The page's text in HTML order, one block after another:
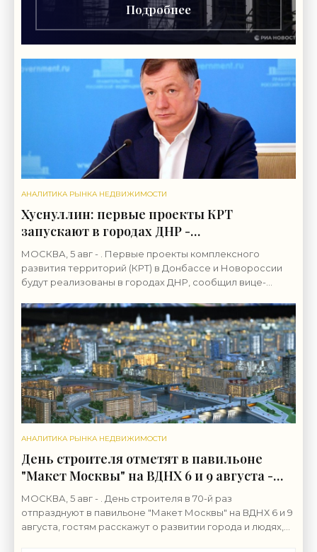
Подробнее
АНАЛИТИКА РЫНКА НЕДВИЖИМОСТИ
Хуснуллин: первые проекты КРТ
запускают в городах ДНР -
«Строительство»
МОСКВА, 5 авг - . Первые проекты комплексного
развития территорий (КРТ) в Донбассе и Новороссии
будут реализованы в городах ДНР, сообщил вице-
АНАЛИТИКА РЫНКА НЕДВИЖИМОСТИ
День строителя отметят в павильоне
"Макет Москвы" на ВДНХ 6 и 9 августа -
«Строительство»
МОСКВА, 5 авг - . День строителя в 70-й раз
отпразднуют в павильоне "Макет Москвы" на ВДНХ 6 и 9
августа, гостям расскажут о развитии города и людях,